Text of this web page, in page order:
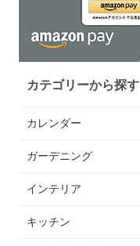
カテゴリーから探す
カレンダー
ガーデニング
インテリア
キッチン